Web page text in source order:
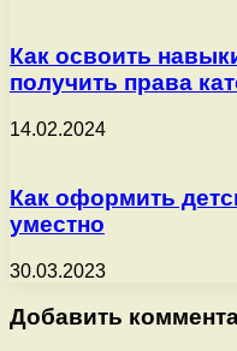
Как освоить
получить права
14.02.2024
Как оформить
уместно
30.03.2023
Добавить